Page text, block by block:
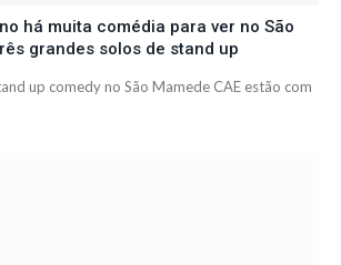
há muita comédia para ver no São
grandes solos de stand up
up comedy no São Mamede CAE estão com